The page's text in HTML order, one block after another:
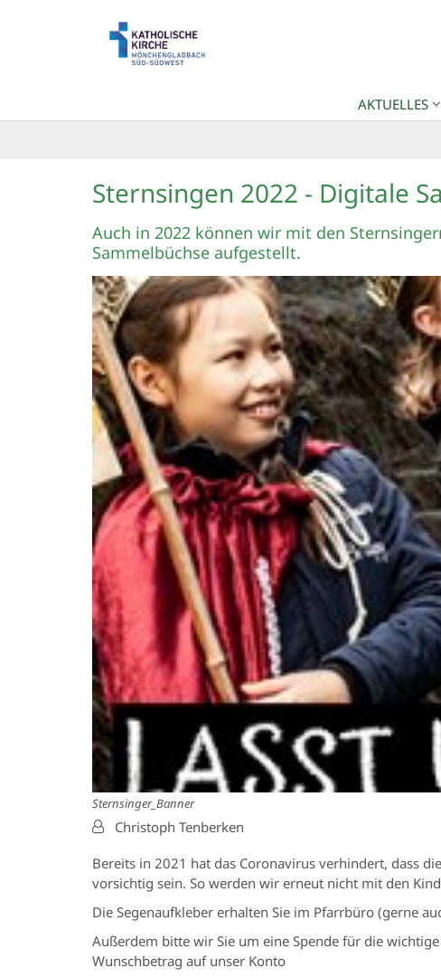
AKTUELLES
Sternsingen 2022 - Digitale
Auch in 2022 können wir mit den
Sammelbüchse aufgestellt.
Sternsinger_Banner
Von:Christoph Tenberken
Bereits in 2021 hat das Coronavirus verhindert, dass
vorsichtig sein. So werden wir erneut nicht mit den
Die Segenaufkleber erhalten Sie im Pfarrbüro (gerne
Außerdem bitte wir Sie um eine Spende für die
Wunschbetrag auf unser Konto